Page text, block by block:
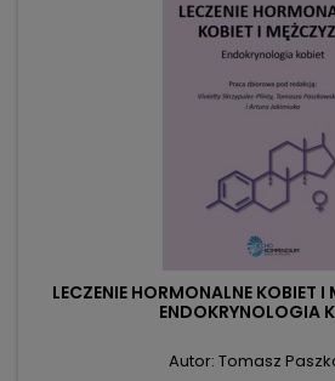
LECZENIE HORMONALNE KOBIET
ENDOKRYNOLOGIA
Autor: Tomasz